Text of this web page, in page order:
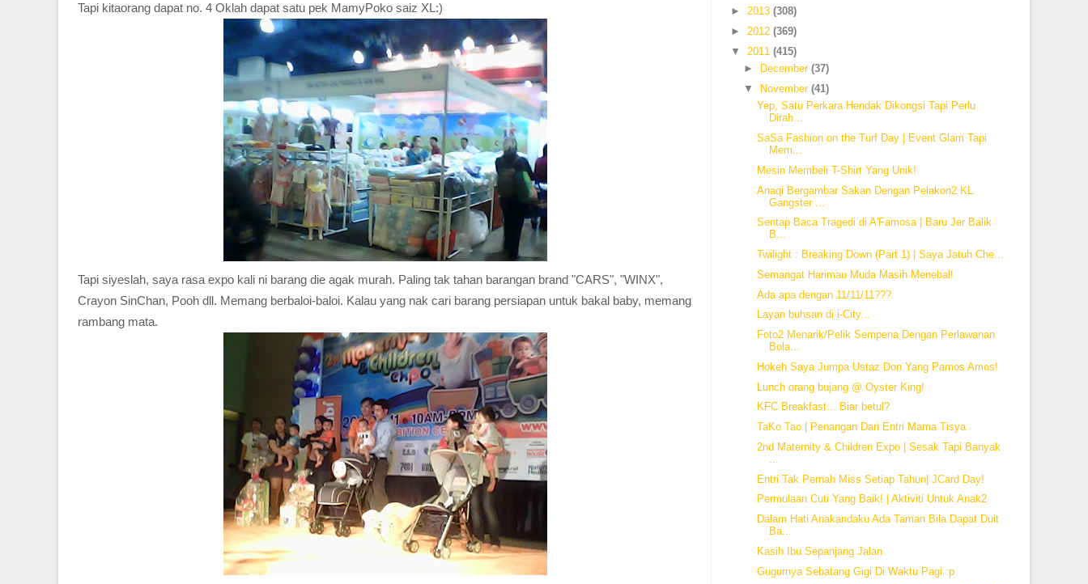
Tapi kitaorang dapat no. 4 Oklah dapat satu pek MamyPoko saiz XL:)
Tapi siyeslah, saya rasa expo kali ni barang die agak murah. Paling tak tahan barangan brand "CARS", "WINX",
Crayon SinChan, Pooh dll. Memang berbaloi-baloi. Kalau yang nak cari barang persiapan untuk bakal baby, memang
rambang mata.
►2013(308)
► 2012(369)
▼ 2011(415)
►
December (37)
▼
November (41)
Yep, Satu Perkara Hendak Dikongsi Tapi Perlu
Dirah...
SaSa Fashion on the Turf Day | Event Glam Tapi
Mem...
Mesin Membeli T-Shirt Yang Unik!
Anaqi Bergambar Sakan Dengan Pelakon2 KL
Gangster ...
Sentap Baca Tragedi di A'Famosa | Baru Jer Balik
B...
Twilight : Breaking Down (Part 1) | Saya Jatuh Che...
Semangat Harimau Muda Masih Menebal!
Ada apa dengan 11/11/11???
Layan buhsan di i-City...
Foto2 Menarik/Pelik Sempena Dengan Perlawanan
Bola...
Hokeh Saya Jumpa Ustaz Don Yang Pamos Amos!
Lunch orang bujang @ Oyster King!
KFC Breakfast... Biar betul?
TaKo Tao | Penangan Dari Entri Mama Tisya
2nd Maternity & Children Expo | Sesak Tapi Banyak
Entri Tak Pernah Miss Setiap Tahun| JCard Day!
Permulaan Cuti Yang Baik! | Aktiviti Untuk Anak2
Dalam Hati Anakandaku Ada Taman Bila Dapat Duit
Ba...
Kasih Ibu Sepanjang Jalan
Gugurnya Sebatang Gigi Di Waktu Pagi :p